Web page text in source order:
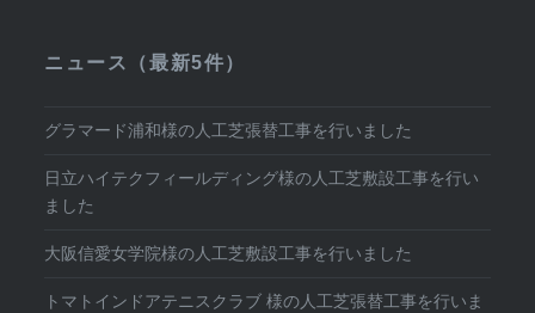
ニュース（最新5件）
グラマード浦和様の人工芝張替工事を行いました
日立ハイテクフィールディング様の人工芝敷設工事を行い
ました
大阪信愛女学院様の人工芝敷設工事を行いました
トマトインドアテニスクラブ 様の人工芝張替工事を行いま